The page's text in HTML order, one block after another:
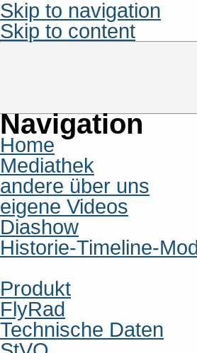
Skip to navigation
Skip to content
Navigation
Home
Mediathek
andere über uns
eigene Videos
Diashow
Historie-Timeline-
Produkt
FlyRad
Technische Daten